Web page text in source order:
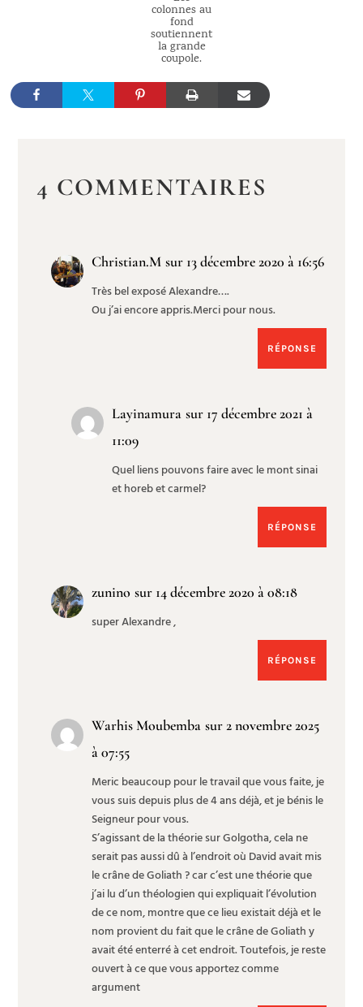
colonnes au
fond
soutiennent
la grande
coupole.
4 COMMENTAIRES
Christian.M sur 13 décembre 2020 à 16:56
Très bel exposé Alexandre….
Ou j’ai encore appris.Merci pour nous.
RÉPONSE
Layinamura sur 17 décembre 2021 à
11:09
Quel liens pouvons faire avec le mont sinai
et horeb et carmel?
RÉPONSE
zunino sur 14 décembre 2020 à 08:18
super Alexandre ,
RÉPONSE
Warhis Moubemba sur 2 novembre 2025
à 07:55
Meric beaucoup pour le travail que vous faite, je
vous suis depuis plus de 4 ans déjà, et je bénis le
Seigneur pour vous.
S’agissant de la théorie sur Golgotha, cela ne
serait pas aussi dû à l’endroit où David avait mis
le crâne de Goliath ? car c’est une théorie que
j’ai lu d’un théologien qui expliquait l’évolution
de ce nom, montre que ce lieu existait déjà et le
nom provient du fait que le crâne de Goliath y
avait été enterré à cet endroit. Toutefois, je reste
ouvert à ce que vous apportez comme
argument